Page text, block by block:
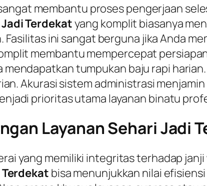
membantu proses pengerjaan
Terdekatyang komplit biasanya
ini sangat berguna jika Anda
membantu mempercepat
tumpukan baju rapi
Akurasi sistem administrasi
prioritas utama layanan binatu
Layanan Sehari Jadi
yang memiliki integritas terhadap
bisa menunjukkan nilai